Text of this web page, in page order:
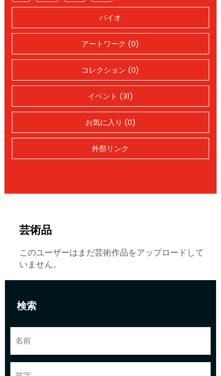
検索
バイオ
アートワーク (0)
コレクション (0)
イベント (31)
お気に入り (0)
外部リンク
芸術品
このユーザーはまだ芸術作品をアップロードして
いません。